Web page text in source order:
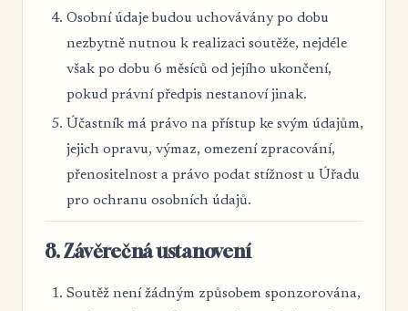
Osobní údaje budou uchovávány po dobu
nezbytně nutnou k realizaci soutěže, nejdéle
však po dobu 6 měsíců od jejího ukončení,
pokud právní předpis nestanoví jinak.
Účastník má právo na přístup ke svým údajům,
jejich opravu, výmaz, omezení zpracování,
přenositelnost a právo podat stížnost u Úřadu
pro ochranu osobních údajů.
8. Závěrečná ustanovení
Soutěž není žádným způsobem sponzorována,